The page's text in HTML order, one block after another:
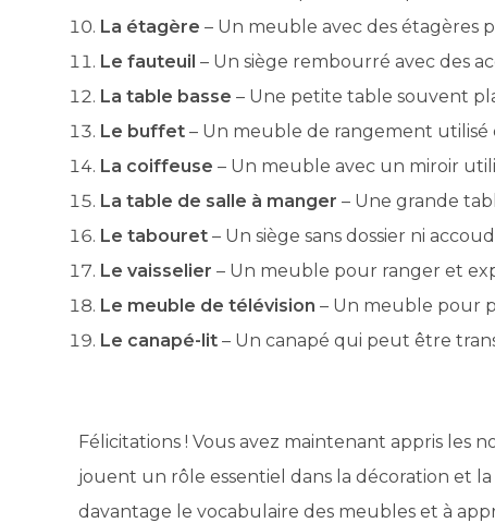
La étagère – Un meuble avec des étagères
Le fauteuil – Un siège rembourré avec des
La table basse – Une petite table souvent
Le buffet – Un meuble de rangement utilisé
La coiffeuse – Un meuble avec un miroir
La table de salle à manger – Une grande
Le tabouret – Un siège sans dossier ni
Le vaisselier – Un meuble pour ranger et
Le meuble de télévision – Un meuble pour
Le canapé-lit – Un canapé qui peut être
Félicitations ! Vous avez maintenant appris les
jouent un rôle essentiel dans la décoration et
davantage le vocabulaire des meubles et à